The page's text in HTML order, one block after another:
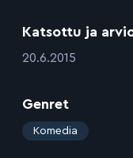
Katsottu ja
:20.6.2015
Genret
: Komedia